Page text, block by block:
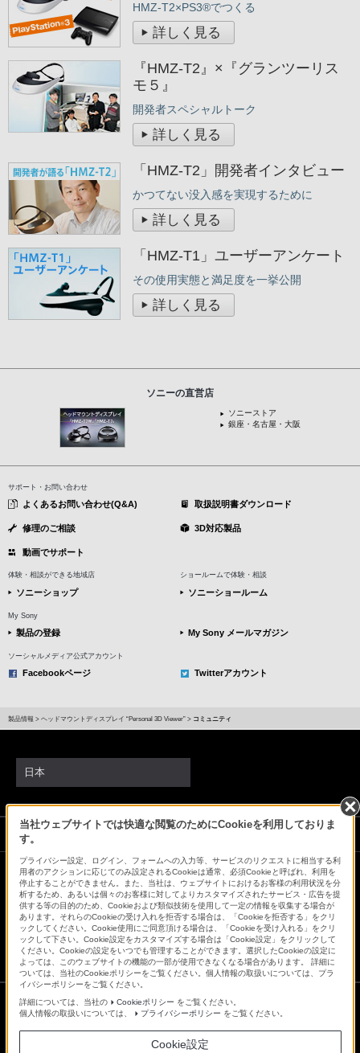
HMZ-T2×PS3®でつくる
詳しく見る
『HMZ-T2』×『グランツーリス
モ５』
開発者スペシャルトーク
詳しく見る
「HMZ-T2」開発者インタビュー
かつてない没入感を実現するために
詳しく見る
「HMZ-T1」ユーザーアンケート
その使用実態と満足度を一挙公開
詳しく見る
ソニーの直営店
ソニーストア
銀座・名古屋・大阪
サポート・お問い合わせ
よくあるお問い合わせ(Q&A) 取扱説明書ダウンロード
修理のご相談 3D対応製品
動画でサポート
体験・相談ができる地域店
ソニーショップ
ショールームで体験・相談
ソニーショールーム
My Sony
製品の登録 My Sony メールマガジン
ソーシャルメディア公式アカウント
Facebookページ Twitterアカウント
製品情報 > ヘッドマウントディスプレイ “Personal 3D Viewer” > コミュニティ
当社ウェブサイトでは快適な閲覧のためにCookieを利用しておりま
す。
プライバシー設定、ログイン、フォームへの入力等、サービスのリクエストに相当する利
用者のアクションに応じてのみ設定されるCookieは通常、必須Cookieと呼ばれ、利用を
停止することができません。また、当社は、ウェブサイトにおけるお客様の利用状況を分
析するため、あるいは個々のお客様に対してよりカスタマイズされたサービス・広告を提
供する等の目的のため、Cookieおよび類似技術を使用して一定の情報を収集する場合が
あります。それらのCookieの受け入れを拒否する場合は、「Cookieを拒否する」をクリ
ックしてください。Cookie使用にご同意頂ける場合は、「Cookieを受け入れる」をクリ
ックして下さい。Cookie設定をカスタマイズする場合は「Cookie設定」をクリックして
ください。Cookieの設定をいつでも管理することができます。選択したCookieの設定に
よっては、このウェブサイトの機能の一部が使用できなくなる場合があります。 詳細に
ついては、当社のCookieポリシーをご覧ください。個人情報の取扱いについては、プラ
イバシーポリシーをご覧ください。
詳細については、当社の
Cookieポリシー をご覧ください。
個人情報の取扱いについては、
プライバシーポリシー をご覧ください。
Cookie設定
日本
ソニーストアでのお買い物にあたって
会社情報 採用情報 特約店のご案内
ニュースリリース
環境情報
My Sony 利用規約
プライバシーポリシー